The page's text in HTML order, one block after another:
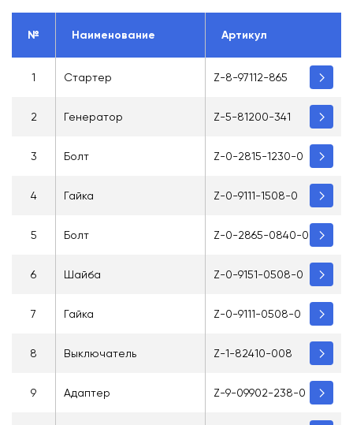
№ Наименование Артикул
1 Стартер Z-8-97112-865
2 Генератор Z-5-81200-341
3 Болт Z-0-2815-1230-0
4 Гайка Z-0-9111-1508-0
5 Болт Z-0-2865-0840-0
6 Шайба Z-0-9151-0508-0
7 Гайка Z-0-9111-0508-0
8 Выключатель Z-1-82410-008
9 Адаптер Z-9-09902-238-0